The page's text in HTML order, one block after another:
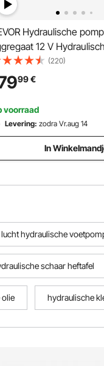
Hydraulische
12 V
W, Enkelwerkende
Hydraulisch
Hydraulisch
heftrucks etc.
(220)
99€
voorraad
Levering: zodra Vr.aug 14
In
lucht hydraulische
schaar heftafel
hydraulische